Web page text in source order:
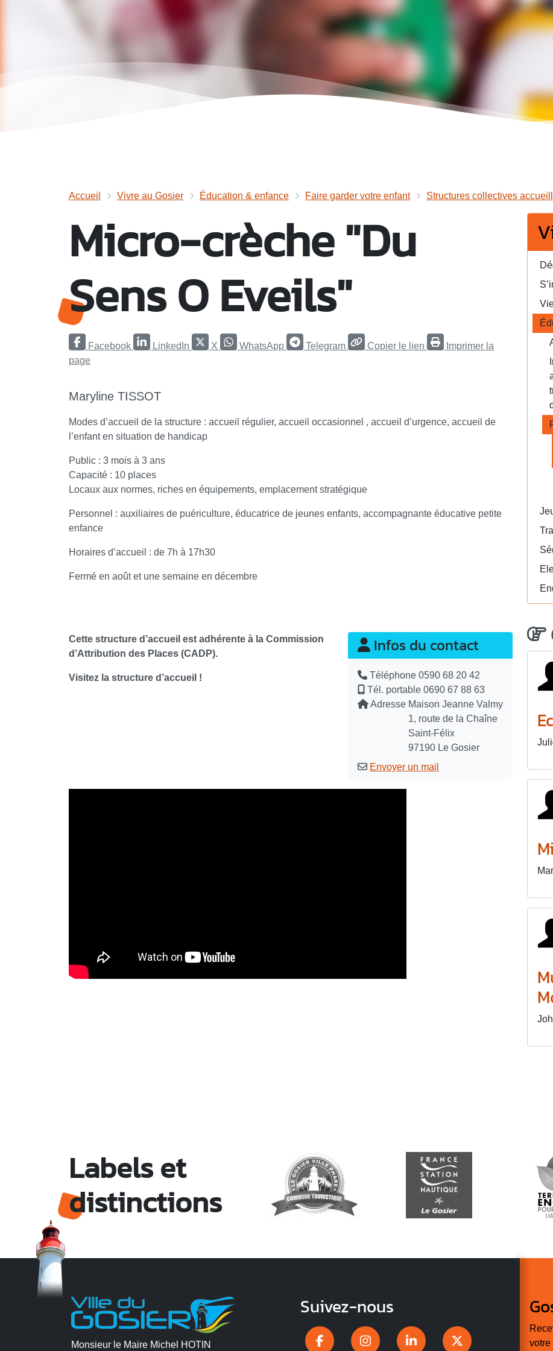
Accueil Vivre au Gosier Éducation & enfance Faire garder votre enfant Structures collectives
Micro-crèche "Du
Sens O Eveils"
Facebook LinkedIn X WhatsApp Telegram Copier le lien
Imprimer la
page
Maryline TISSOT
Modes d’accueil de la structure : accueil régulier, accueil occasionnel , accueil d’urgence, accueil de
l’enfant en situation de handicap
Public : 3 mois à 3 ans
Capacité : 10 places
Locaux aux normes, riches en équipements, emplacement stratégique
Personnel : auxiliaires de puériculture, éducatrice de jeunes enfants, accompagnante éducative petite
enfance
Horaires d’accueil : de 7h à 17h30
Fermé en août et une semaine en décembre
Infos du contact
Téléphone 0590 68 20 42
Tél. portable 0690 67 88 63
Adresse Maison Jeanne Valmy
1, route de la Chaîne
Saint-Félix
97190 Le Gosier
Envoyer un mail
Cette structure d’accueil est adhérente à la Commission
d’Attribution des Places (CADP).
Visitez la structure d’accueil !
Labels et
distinctions
Monsieur le Maire Michel HOTIN
Suivez-nous